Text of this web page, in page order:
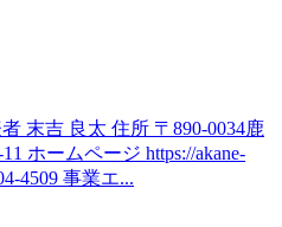
末吉 良太 住所 〒890-0034鹿
ホームページ https://akane-
4509 事業エ...